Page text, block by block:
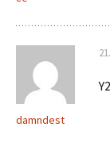
damndest